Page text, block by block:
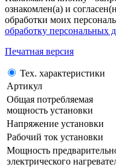
ознакомлен(а) и
обработки моих
обработку персональных
Печатная версия
Тех. характеристики
Артикул
Общая потребляемая
мощность установки
Напряжение установки
Рабочий ток установки
Мощность
электрического